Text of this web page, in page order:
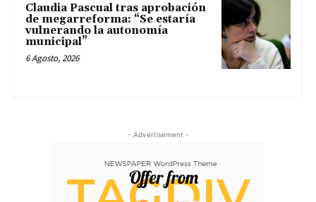
Claudia Pascual tras aprobación
de megarreforma: “Se estaría
vulnerando la autonomía
municipal”
6 Agosto, 2026
- Advertisement -